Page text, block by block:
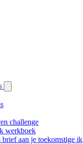
challenge
werkboek
brief aan je toekomstige ik